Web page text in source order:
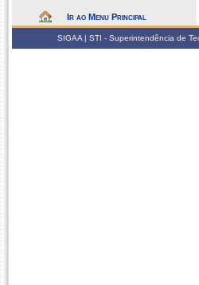
Ir ao Menu Principal
SIGAA | STI - Superintendência de